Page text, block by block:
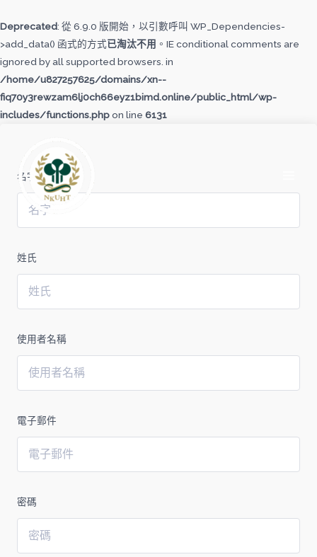
Deprecated: 從 6.9.0 版開始，以引數呼叫 WP_Dependencies-
>add_data() 函式的方式已淘汰不用 。IE conditional comments are
ignored by all supported browsers. in
/home/u827257625/domains/xn--
fiq70y3rewzam6lj0ch66eyz1bimd.online/public_html/wp-
includes/functions.phpon line 6131
至
主
要
內
容
名字
姓氏
使用者名稱
電子郵件
密碼